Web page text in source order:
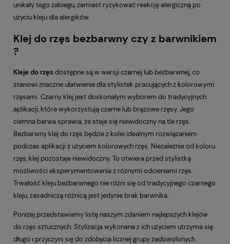
unikały tego zabiegu, zamiast ryzykować reakcję alergiczną po
użyciu kleju dla alergików.
Klej do rzęs bezbarwny czy z barwnikiem
?
Kleje do rzęs dostępne są w wersji czarnej lub bezbarwnej, co
stanowi znaczne ułatwienie dla stylistek pracujących z kolorowymi
rzęsami. Czarny klej jest doskonałym wyborem do tradycyjnych
aplikacji, które wykorzystują czarne lub brązowe rzęsy. Jego
ciemna barwa sprawia, że staje się niewidoczny na tle rzęs.
Bezbarwny klej do rzęs będzie z kolei idealnym rozwiązaniem
podczas aplikacji z użyciem kolorowych rzęs. Niezależnie od koloru
rzęs, klej pozostaje niewidoczny. To otwiera przed stylistką
możliwości eksperymentowania z różnymi odcieniami rzęs.
Trwałość kleju bezbarwnego nie różni się od tradycyjnego czarnego
kleju, zasadniczą różnicą jest jedynie brak barwnika.
Poniżej przedstawiamy listę naszym zdaniem najlepszych klejów
do rzęs sztucznych. Stylizacja wykonana z ich użyciem utrzyma się
długo i przyczyni się do zdobycia licznej grupy zadowolonych